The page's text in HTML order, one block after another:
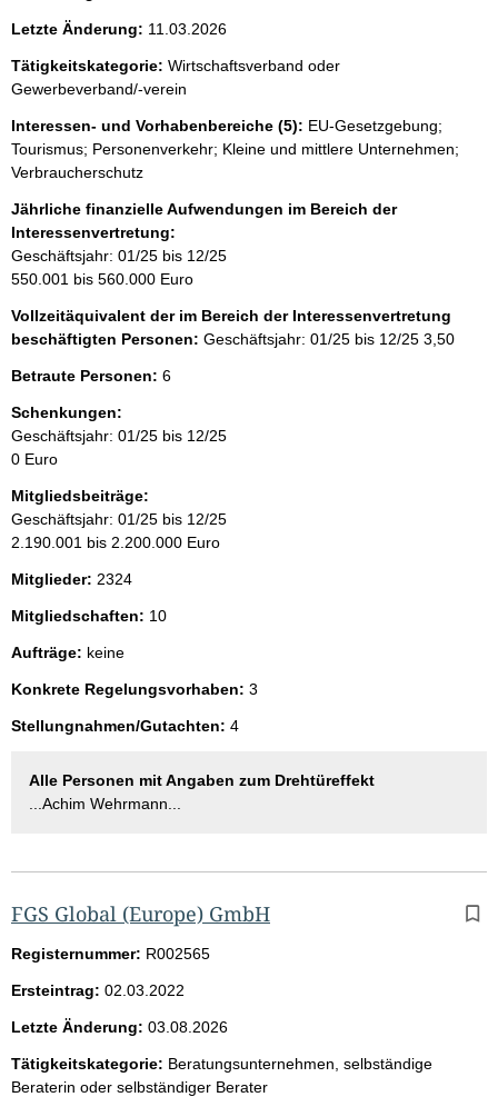
Letzte Änderung: 11.03.2026
Tätigkeitskategorie: Wirtschaftsverband oder
Gewerbeverband/-verein
Interessen- und Vorhabenbereiche (5): EU-Gesetzgebung;
Tourismus; Personenverkehr; Kleine und mittlere Unternehmen;
Verbraucherschutz
Jährliche finanzielle Aufwendungen im Bereich der
Interessenvertretung:
Geschäftsjahr: 01/25 bis 12/25
550.001 bis 560.000 Euro
Vollzeitäquivalent der im Bereich der Interessenvertretung
beschäftigten Personen: Geschäftsjahr: 01/25 bis 12/25 3,50
Betraute Personen: 6
Schenkungen:
Geschäftsjahr: 01/25 bis 12/25
0 Euro
Mitgliedsbeiträge:
Geschäftsjahr: 01/25 bis 12/25
2.190.001 bis 2.200.000 Euro
Mitglieder: 2324
Mitgliedschaften: 10
Aufträge: keine
Konkrete Regelungsvorhaben: 3
Stellungnahmen/Gutachten: 4
Alle Personen mit Angaben zum Drehtüreffekt
...Achim Wehrmann...
FGS Global (Europe) GmbH
Registernummer: R002565
Ersteintrag: 02.03.2022
Letzte Änderung: 03.08.2026
Tätigkeitskategorie: Beratungsunternehmen, selbständige
Beraterin oder selbständiger Berater